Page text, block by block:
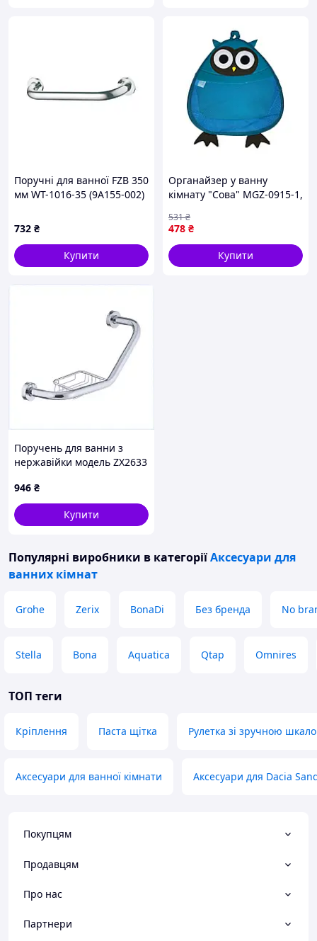
Поручні для ванної FZB 350
мм WT-1016-35 (9A155-002)
732 ₴
Купити
Органайзер у ванну
кімнату "Сова" MGZ-0915-1,
478 ₴
531₴
Купити
Поручень для ванни з
нержавійки модель ZX2633
946 ₴
Купити
Популярні виробники в категоріїАксесуари для
ванних кімнат
Grohe Zerix BonaDi Без бренда No
Stella Bona Aquatica Qtap Omnires
ТОП теги
Кріплення Паста щітка Рулетка зі зручною
Аксесуари для ванної кімнати Аксесуари для Dacia
Покупцям
Продавцям
Про нас
Партнери